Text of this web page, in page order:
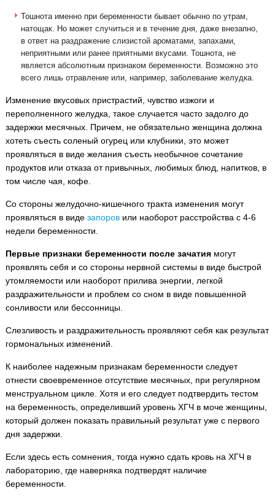
Тошнота именно при беременности бывает обычно по утрам,
натощак. Но может случиться и в течение дня, даже внезапно,
в ответ на раздражение слизистой ароматами, запахами,
неприятными или ранее приятными вкусами. Тошнота, не
является абсолютным признаком беременности. Возможно это
всего лишь отравление или, например, заболевание желудка.
Изменение вкусовых пристрастий, чувство изжоги и
переполненного желудка, такое случается часто задолго до
задержки месячных. Причем, не обязательно женщина должна
хотеть съесть соленый огурец или клубники, это может
проявляться в виде желания съесть необычное сочетание
продуктов или отказа от привычных, любимых блюд, напитков, в
том числе чая, кофе.
Со стороны желудочно-кишечного тракта изменения могут
проявляться в виде запоровили наоборот расстройства с 4-6
недели беременности.
Первые признаки беременности после зачатиямогут
проявлять себя и со стороны нервной системы в виде быстрой
утомляемости или наоборот прилива энергии, легкой
раздражительности и проблем со сном в виде повышенной
сонливости или бессонницы.
Слезливость и раздражительность проявляют себя как результат
гормональных изменений.
К наиболее надежным признакам беременности следует
отнести своевременное отсутствие месячных, при регулярном
менструальном цикле. Хотя и его следует подтвердить тестом
на беременность, определивший уровень ХГЧ в моче женщины,
который должен показать правильный результат уже с первого
дня задержки.
Если здесь есть сомнения, тогда нужно сдать кровь на ХГЧ в
лабораторию, где наверняка подтвердят наличие
беременности.